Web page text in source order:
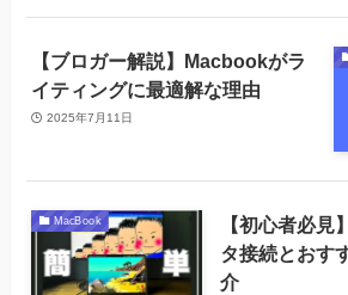
【ブロガー解説】Macbookがラ
イティングに最適解な理由
2025年7月11日
MacBook
【初心者必
タ接続とおす
介